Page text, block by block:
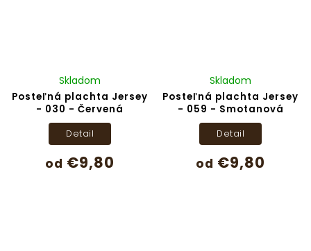
Posteľná plachta Jersey
- 030 - Červená
Skladom
od €9,80
Detail
Posteľná plachta Jersey
- 059 - Smotanová
Skladom
od €9,80
Detail